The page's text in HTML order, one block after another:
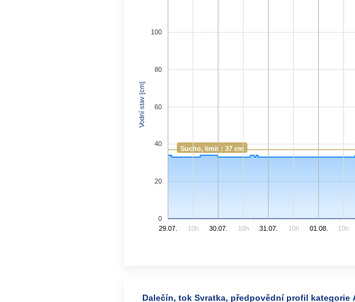
100
80
60
40
20
0
Vodní stav [cm]
Sucho, limit : 37 cm
29.07. 10h 30.07. 10h 31.07. 10h 01.08. 10h
Dalečín, tok Svratka, předpovědní profil kategorie